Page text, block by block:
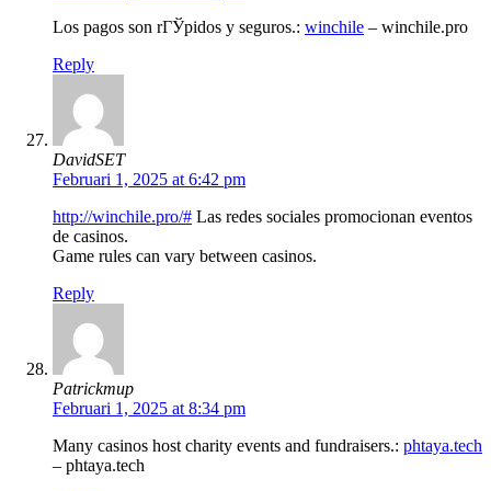
Los pagos son rГЎpidos y seguros.: winchile – winchile.pro
Reply
DavidSET
Februari 1, 2025 at 6:42 pm
http://winchile.pro/# Las redes sociales promocionan eventos
de casinos.
Game rules can vary between casinos.
Reply
Patrickmup
Februari 1, 2025 at 8:34 pm
Many casinos host charity events and fundraisers.: phtaya.tech
– phtaya.tech